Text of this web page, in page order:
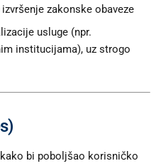
zakonske obaveze
usluge (npr.
institucijama), uz strogo
bi poboljšao korisničko